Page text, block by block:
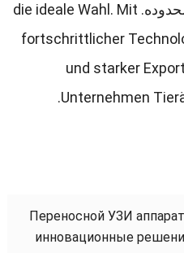
die ideale Wahl . Mit
fortschrittlicher
und starker
Unternehmen
.
Переносной УЗИ
инновационные